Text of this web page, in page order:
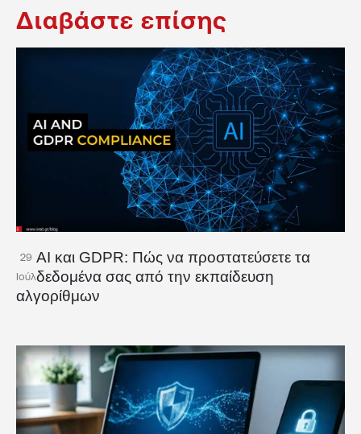
Διαβάστε επίσης
29
Ιούλ
AI και GDPR: Πώς να προστατεύσετε τα
δεδομένα σας από την εκπαίδευση
αλγορίθμων